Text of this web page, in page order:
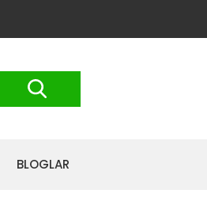
BLOGLAR